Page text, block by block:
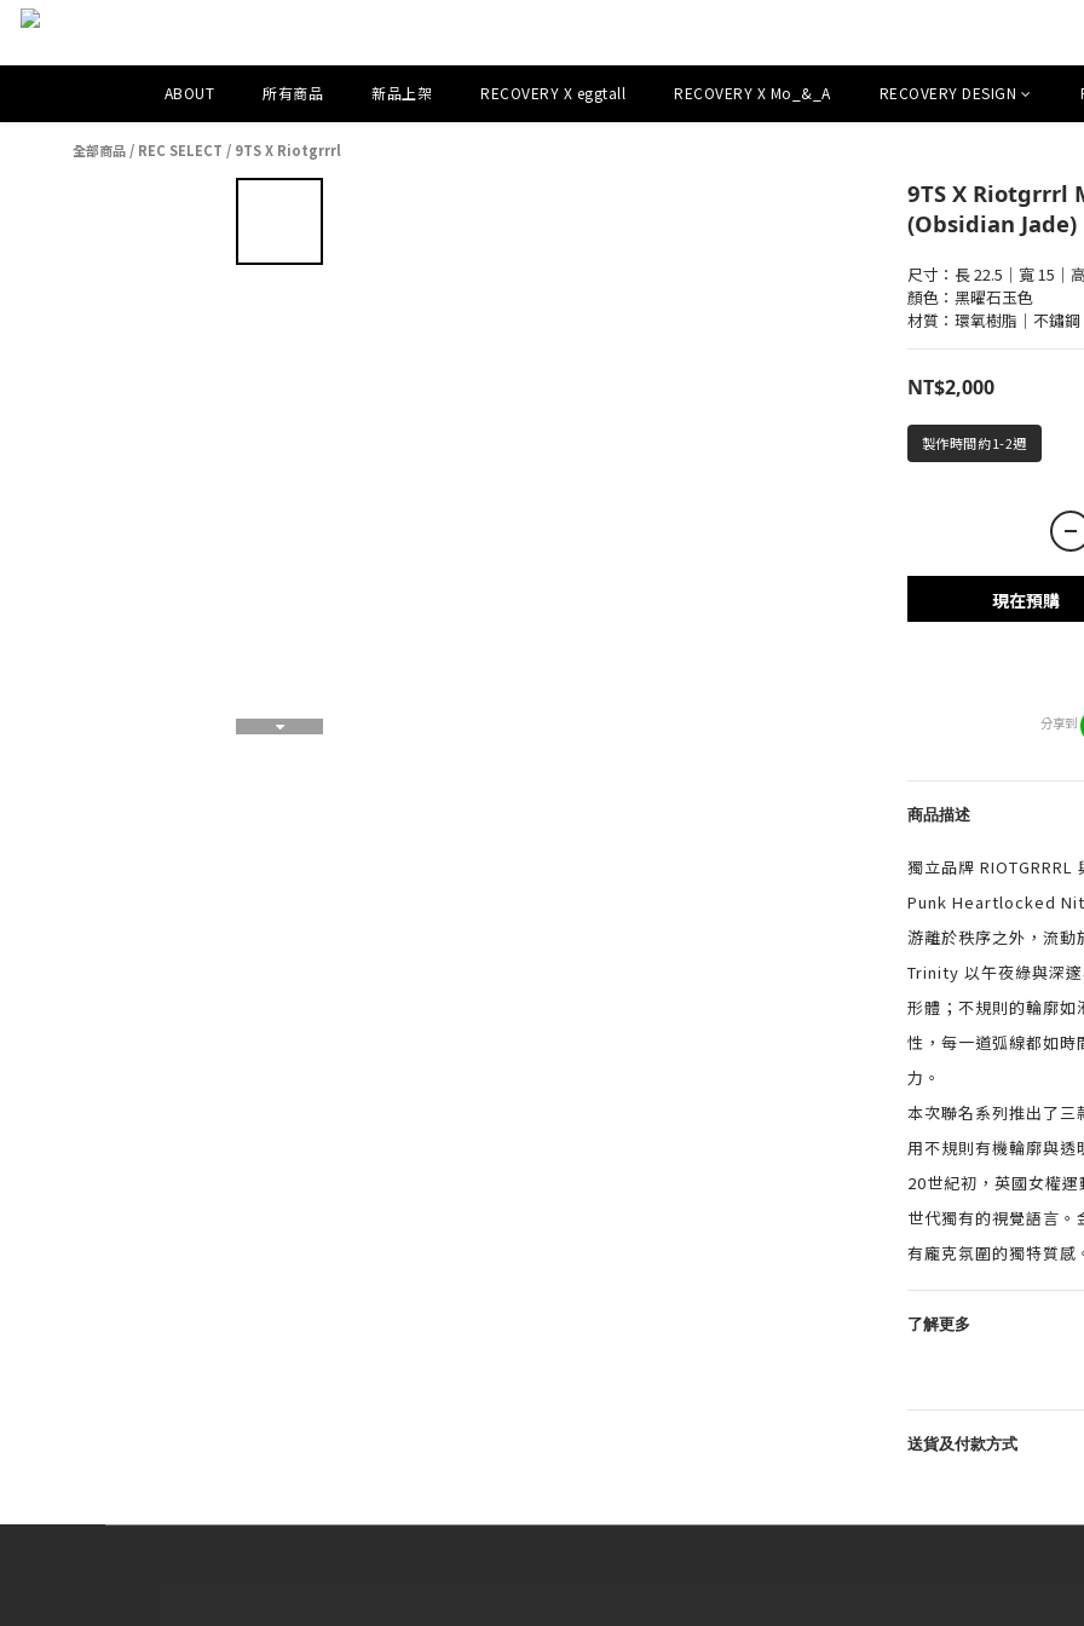
ABOUT 所有商品 新品上架 RECOVERY X eggtall RECOVERY X Mo_&_A RECOVERY DESIGN
全部商品 / REC SELECT / 9TS X Riotgrrrl
9TS X Riotgrrrl
(Obsidian Jade)
尺寸：長 22.5｜寬 15｜
顏色：黑曜石玉色
材質：環氧樹脂｜不鏽鋼
NT$2,000
製作時間約1-2週
現在預購
分享到
商品描述
獨立品牌 RIOTGRRRL
Punk Heartlocked
游離於秩序之外，流
Trinity 以午夜綠與深
形體；不規則的輪廓
性，每一道弧線都如
力。
本次聯名系列推出了
用不規則有機輪廓與
20世紀初，英國女權
世代獨有的視覺語言
有龐克氛圍的獨特質感
了解更多
送貨及付款方式